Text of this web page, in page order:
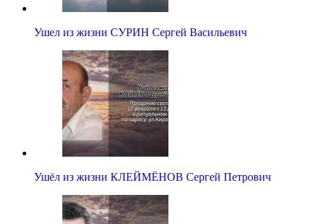
Ушел из жизни СУРИН Сергей Васильевич
Ушёл из жизни КЛЕЙМЁНОВ Сергей Петрович